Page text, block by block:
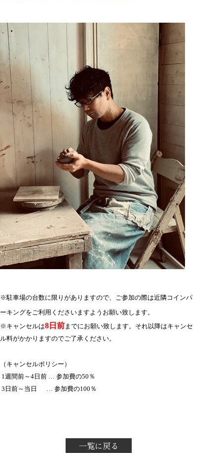
※駐車場の台数に限りがありますので、ご参加の際は近隣コインパ
ーキングをご利用くださいますようお願い致します。
※キャンセルは8日前 までにお願い致します。それ以降はキャンセ
ル料がかかりますのでご了承ください。
（キャンセルポリシー）
1週間前～4日前 … 参加費の50％
3日前～当日 … 参加費の100％
一覧に戻る